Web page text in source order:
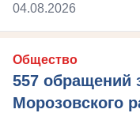
04.08.2026
Общество
557 обращений
Морозовского